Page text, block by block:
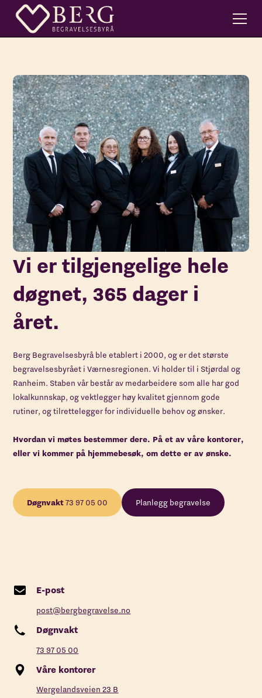
Vi er tilgjengelige hele
døgnet, 365 dager i
året.
Berg Begravelsesbyrå ble etablert i 2000, og er det største
begravelsesbyrået i Værnesregionen. Vi holder til i Stjørdal og
Ranheim. Staben vår består av medarbeidere som alle har god
lokalkunnskap, og vektlegger høy kvalitet gjennom gode
rutiner, og tilrettelegger for individuelle behov og ønsker.
Hvordan vi møtes bestemmer dere. På et av våre kontorer,
eller vi kommer på hjemmebesøk, om dette er av ønske.
Døgnvakt73 97 05 00 Planlegg begravelse
E-post
post@bergbegravelse.no
Døgnvakt
73 97 05 00
Våre kontorer
Wergelandsveien 23 B